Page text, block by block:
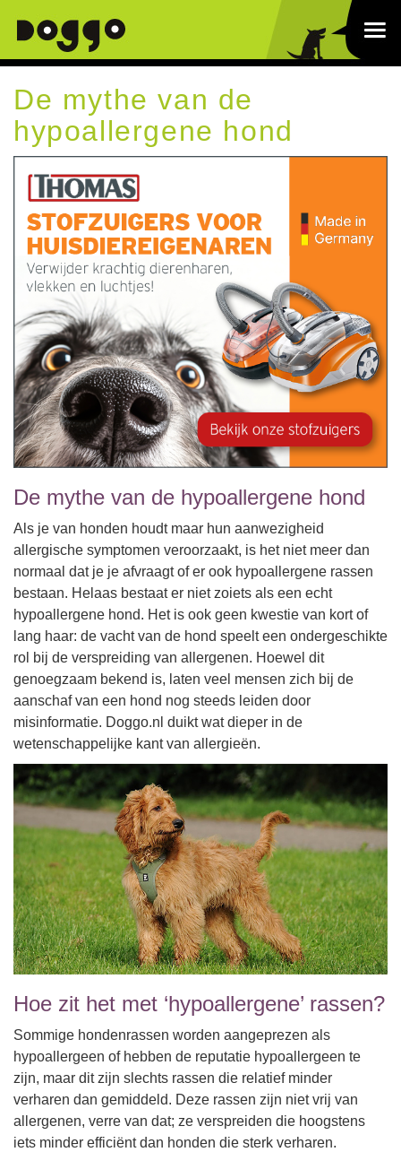
De mythe van de
hypoallergene hond
De mythe van de hypoallergene hond
Als je van honden houdt maar hun aanwezigheid
allergische symptomen veroorzaakt, is het niet meer dan
normaal dat je je afvraagt of er ook hypoallergene rassen
bestaan. Helaas bestaat er niet zoiets als een echt
hypoallergene hond. Het is ook geen kwestie van kort of
lang haar: de vacht van de hond speelt een ondergeschikte
rol bij de verspreiding van allergenen. Hoewel dit
genoegzaam bekend is, laten veel mensen zich bij de
aanschaf van een hond nog steeds leiden door
misinformatie. Doggo.nl duikt wat dieper in de
wetenschappelijke kant van allergieën.
Hoe zit het met ‘hypoallergene’ rassen?
Sommige hondenrassen worden aangeprezen als
hypoallergeen of hebben de reputatie hypoallergeen te
zijn, maar dit zijn slechts rassen die relatief minder
verharen dan gemiddeld. Deze rassen zijn niet vrij van
allergenen, verre van dat; ze verspreiden die hoogstens
iets minder efficiënt dan honden die sterk verharen.